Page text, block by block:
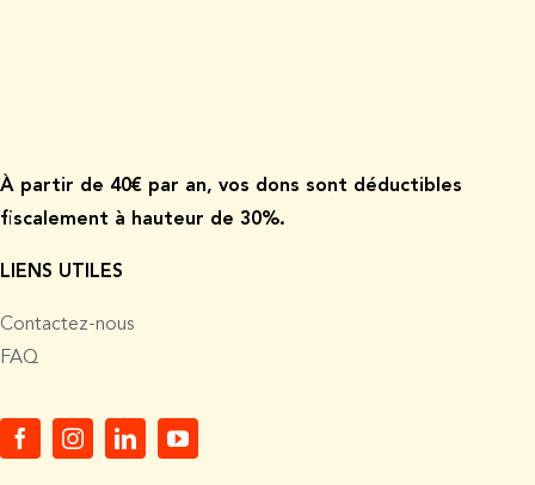
À partir de 40€ par an, vos dons sont déductibles
fiscalement à hauteur de 30%.
LIENS UTILES
Contactez-nous
FAQ